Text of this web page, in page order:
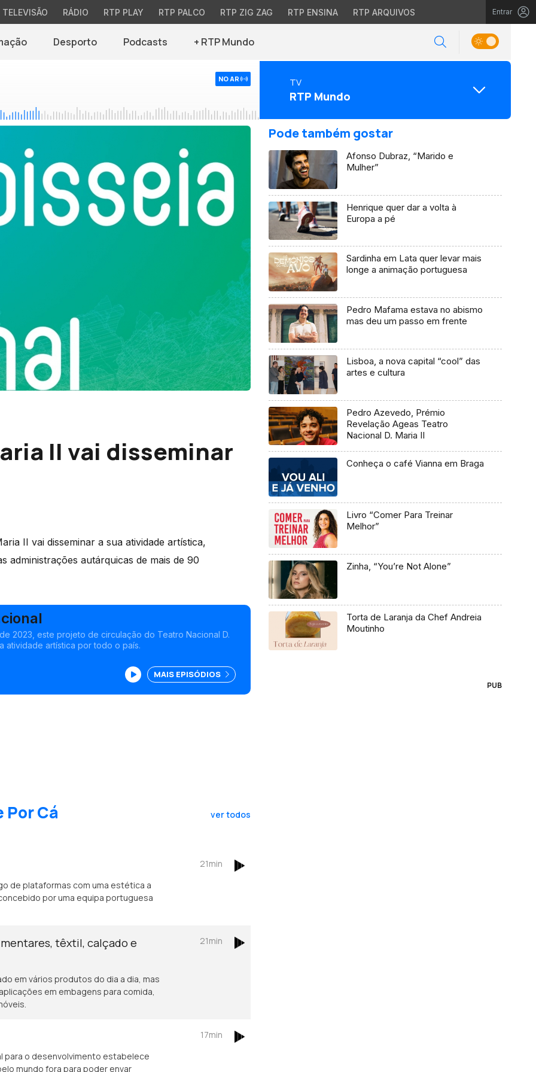
TELEVISÃO RÁDIO RTP PLAY RTP PALCO RTP ZIG ZAG RTP ENSINA RTP ARQUIVOS Entrar
Desporto Podcasts + RTP Mundo
NO AR TV
RTP Mundo
II vai disseminar
II vai disseminar a sua atividade artística,
administrações autárquicas de mais de 90
2023, este projeto de circulação do Teatro Nacional D.
atividade artística por todo o país.
MAIS EPISÓDIOS
Cá ver todos
de plataformas com uma estética a
por uma equipa portuguesa
21min
têxtil, calçado e
em vários produtos do dia a dia, mas
em embagens para comida,
21min
para o desenvolvimento estabelece
mundo fora para poder envar
17min
Pode também gostar
Afonso Dubraz, “Marido e
Mulher”
Henrique quer dar a volta à
Europa a pé
Sardinha em Lata quer levar mais
longe a animação portuguesa
Pedro Mafama estava no abismo
mas deu um passo em frente
Lisboa, a nova capital “cool” das
artes e cultura
Pedro Azevedo, Prémio
Revelação Ageas Teatro
Nacional D. Maria II
Conheça o café Vianna em Braga
Livro “Comer Para Treinar
Melhor”
Zinha, “You’re Not Alone”
Torta de Laranja da Chef Andreia
Moutinho
PUB